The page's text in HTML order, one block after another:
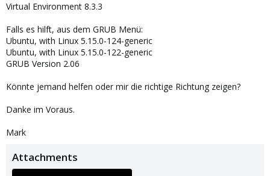
Virtual Environment 8.3.3
Falls es hilft, aus dem GRUB Menü:
Ubuntu, with Linux 5.15.0-124-generic
Ubuntu, with Linux 5.15.0-122-generic
GRUB Version 2.06
Könnte jemand helfen oder mir die richtige Richtung zeigen?
Danke im Voraus.
Mark
Attachments